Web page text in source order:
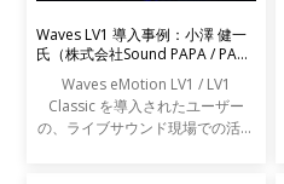
Waves LV1 導入事例：小澤 健一
氏（株式会社Sound PAPA / PAエ
Waves eMotion LV1 / LV1
Classic を導入されたユーザー
の、ライブサウンド現場での活用